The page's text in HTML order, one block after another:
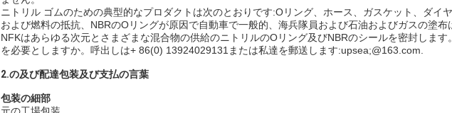
ニトリル ゴムのための典型的なプロダクトは次のとおりです:Oリング、ホース、ガスケット、ダイ
および燃料の抵抗、NBRのOリングが原因で自動車で一般的、海兵隊員および石油およびガスの塗布
NFKはあらゆる次元とさまざまな混合物の供給のニトリルのOリング及びNBRのシールを密封しま
を必要としますか。呼出しは+ 86(0) 13924029131または私達を郵送します:upsea;@163.com.
2.の及び配達包装及び支払の言葉
包装の細部